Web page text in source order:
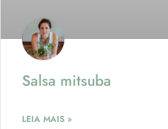
Salsa mitsuba
LEIA MAIS »